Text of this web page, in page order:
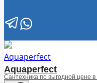
Aquaperfect
Сантехника по выгодной цене